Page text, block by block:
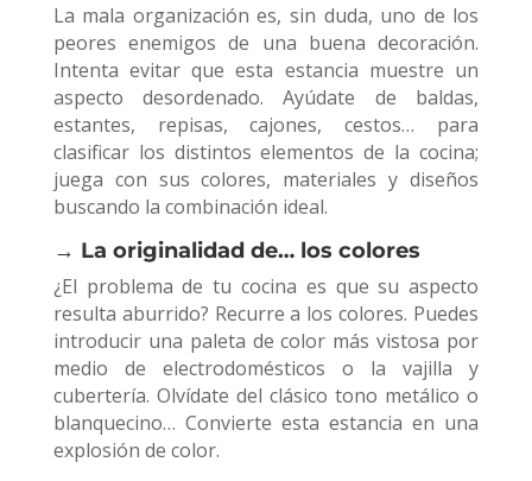
La mala organización es, sin duda, uno de los
peores enemigos de una buena decoración.
Intenta evitar que esta estancia muestre un
aspecto desordenado. Ayúdate de baldas,
estantes, repisas, cajones, cestos… para
clasificar los distintos elementos de la cocina;
juega con sus colores, materiales y diseños
buscando la combinación ideal.
→ La originalidad de… los colores
¿El problema de tu cocina es que su aspecto
resulta aburrido? Recurre a los colores. Puedes
introducir una paleta de color más vistosa por
medio de electrodomésticos o la vajilla y
cubertería. Olvídate del clásico tono metálico o
blanquecino… Convierte esta estancia en una
explosión de color.